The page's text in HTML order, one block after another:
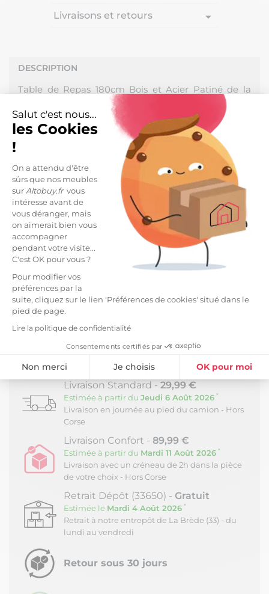
Salut c'est nous...
les Cookies
!
On a attendu d'être
sûrs que nos meubles
sur Altobuy.frvous
intéresse avant de
vous déranger, mais
on aimerait bien vous
accompagner
pendant votre visite...
C'est OK pour vous ?
Pour modifier vos
préférences par la
suite, cliquez sur le lien 'Préférences de cookies' situé dans le
pied de page.
Lire la politique de confidentialité
Consentements certifiés par
Non merci Je choisis OK pour moi
Plateforme de Gestion du Consentement : Personnalisez vos
Notre plateforme vous permet d'adapter et de gérer vos
Livraisons et retours arrow_drop_down
DESCRIPTION
Table de Repas 180cm Bois et Acier Patiné de la
Son Aspect Bois sombre et son piètement "cadre"
gris mat font tout le charme de cette gamme. Vous
aimez ce style d'inspiration industrielle ? Retrouvez
alors tous nos autres meubles de la gamme Palissa.
Cadre en acier patiné vernis, structure, dessus en
palissandre.
Dimensions : 180 x 90 x H76cm.
Chaque pièce est conçue dans un esprit
industriel, à partir de matériaux majoritairement
recyclés et de finition brute, que ce soit les
éléments bois ou métallique. De légères
variations ou imperfections peuvent apparaître
qui ne sont pas des défauts, mais la preuve de son
authenticité.
Livraison Standard - 29,99 €
Estimée à partir du Jeudi 6 Août 2026 *
Livraison en journée au pied du camion - Hors
Corse
Livraison Confort - 89,99 €
Estimée à partir du Mardi 11 Août 2026 *
Livraison avec un créneau de 2h dans la pièce
de votre choix - Hors Corse
Retrait Dépôt (33650) - Gratuit
Estimée le Mardi 4 Août 2026 *
Retrait à notre entrepôt de La Brède (33) - du
lundi au vendredi
Retour sous 30 jours